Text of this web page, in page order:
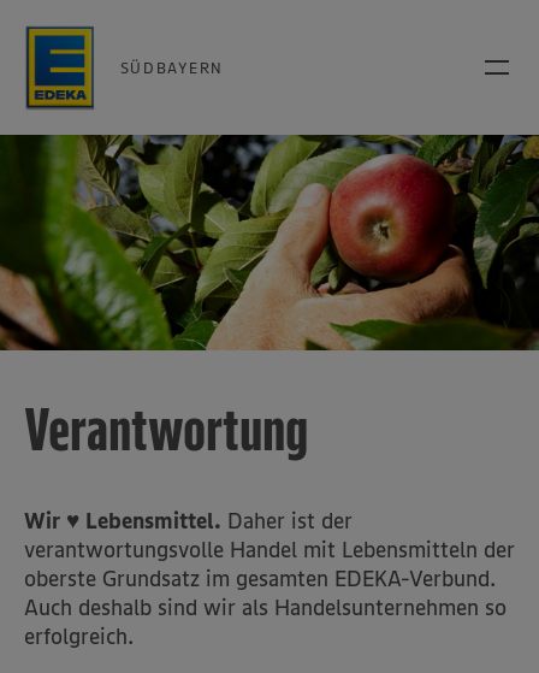
SÜDBAYERN
Verantwortung
Wir ♥ Lebensmittel. Daher ist der
verantwortungsvolle Handel mit Lebensmitteln der
oberste Grundsatz im gesamten EDEKA-Verbund.
Auch deshalb sind wir als Handelsunternehmen so
erfolgreich.